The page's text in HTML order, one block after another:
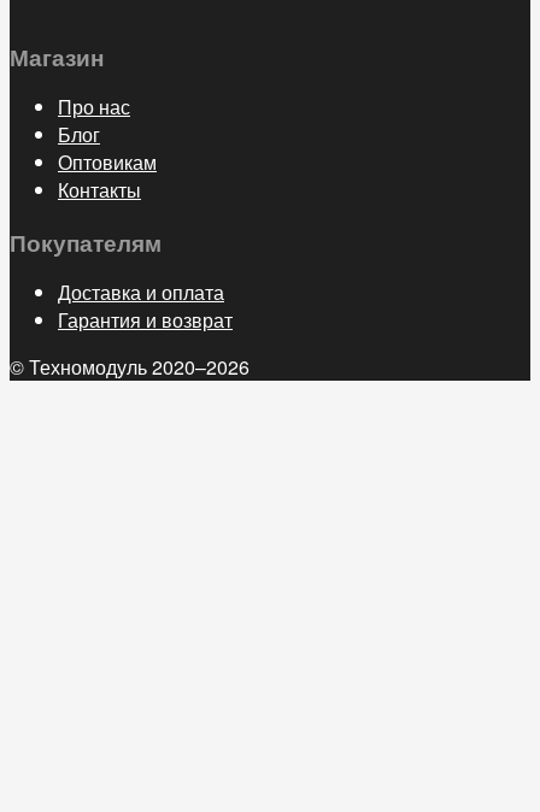
Магазин
Про нас
Блог
Оптовикам
Контакты
Покупателям
Доставка и оплата
Гарантия и возврат
© Техномодуль 2020–2026